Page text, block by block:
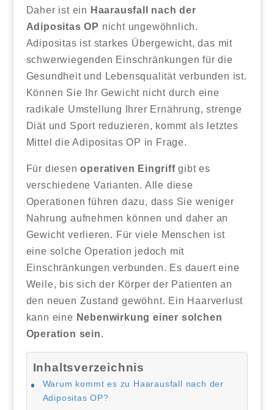
Daher ist ein Haarausfall nach der
Adipositas OP nicht ungewöhnlich.
Adipositas ist starkes Übergewicht, das mit
schwerwiegenden Einschränkungen für die
Gesundheit und Lebensqualität verbunden ist.
Können Sie Ihr Gewicht nicht durch eine
radikale Umstellung Ihrer Ernährung, strenge
Diät und Sport reduzieren, kommt als letztes
Mittel die Adipositas OP in Frage.
Für diesenoperativen Eingriffgibt es
verschiedene Varianten. Alle diese
Operationen führen dazu, dass Sie weniger
Nahrung aufnehmen können und daher an
Gewicht verlieren. Für viele Menschen ist
eine solche Operation jedoch mit
Einschränkungen verbunden. Es dauert eine
Weile, bis sich der Körper der Patienten an
den neuen Zustand gewöhnt. Ein Haarverlust
kann eine Nebenwirkung einer solchen
Operation sein.
Inhaltsverzeichnis
Warum kommt es zu Haarausfall nach der
Adipositas OP?